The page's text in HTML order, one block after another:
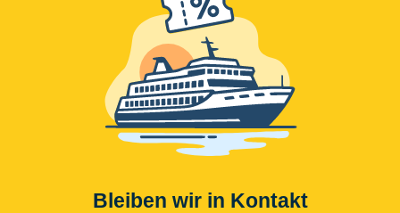
Bleiben wir in Kontakt